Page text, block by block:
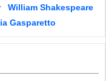
William Shakespeare
Gasparetto